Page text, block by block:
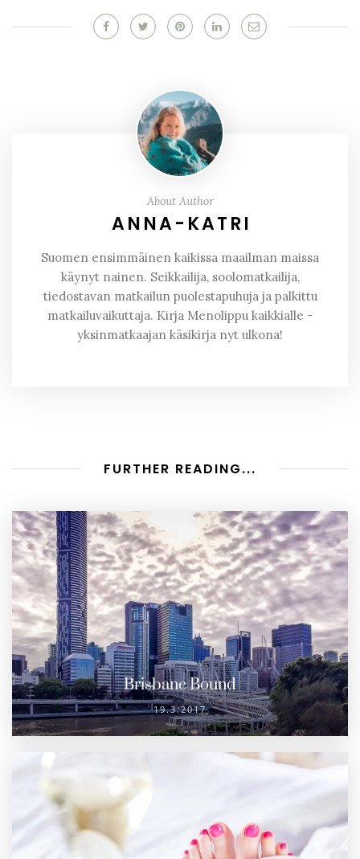
About Author
ANNA-KATRI
Suomen ensimmäinen kaikissa maailman maissa
käynyt nainen. Seikkailija, soolomatkailija,
tiedostavan matkailun puolestapuhuja ja palkittu
matkailuvaikuttaja. Kirja Menolippu kaikkialle -
yksinmatkaajan käsikirja nyt ulkona!
FURTHER READING...
Brisbane Bound
19.3.2017